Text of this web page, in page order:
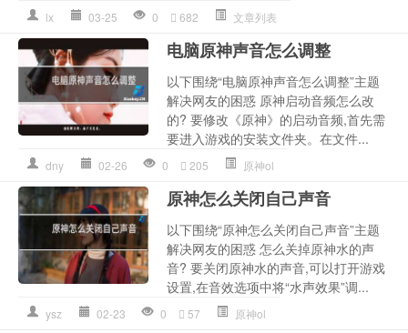
lx 03-25 0 682 文章列表
电脑原神声音怎么调整
以下围绕“电脑原神声音怎么调整”主题
解决网友的困惑 原神启动音频怎么改
的? 要修改《原神》的启动音频,首先需
要进入游戏的安装文件夹。在文件...
dny 02-26 0 205 原神ol
原神怎么关闭自己声音
以下围绕“原神怎么关闭自己声音”主题
解决网友的困惑 怎么关掉原神水的声
音? 要关闭原神水的声音,可以打开游戏
设置,在音效选项中将“水声效果”调...
ysz 02-23 0 57 原神ol